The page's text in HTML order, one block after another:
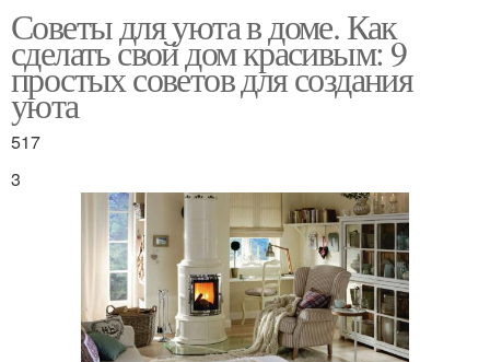
Советы для уюта в доме. Как
сделать свой дом красивым: 9
простых советов для создания
уюта
517
3